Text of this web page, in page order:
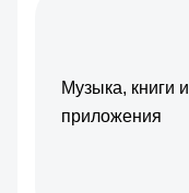
Музыка, книги и
приложения